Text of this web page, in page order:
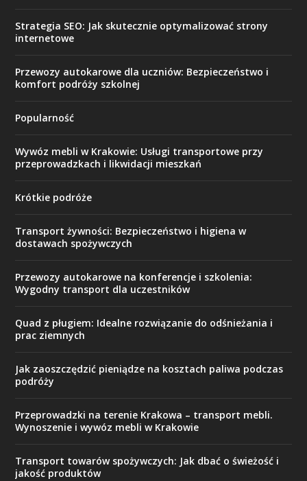
Strategia SEO: Jak skutecznie optymalizować strony
internetowe
Przewozy autokarowe dla uczniów: Bezpieczeństwo i
komfort podróży szkolnej
Popularność
Wywóz mebli w Krakowie: Usługi transportowe przy
przeprowadzkach i likwidacji mieszkań
Krótkie podróże
Transport żywności: Bezpieczeństwo i higiena w
dostawach spożywczych
Przewozy autokarowe na konferencje i szkolenia:
Wygodny transport dla uczestników
Quad z pługiem: Idealne rozwiązanie do odśnieżania i
prac ziemnych
Jak zaoszczędzić pieniądze na kosztach paliwa podczas
podróży
Przeprowadzki na terenie Krakowa – transport mebli.
Wynoszenie i wywóz mebli w Krakowie
Transport towarów spożywczych: Jak dbać o świeżość i
jakość produktów